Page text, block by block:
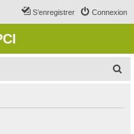
Connexion
S’enregistrer